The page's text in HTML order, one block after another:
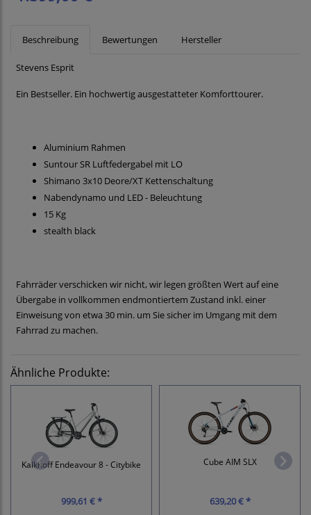
Beschreibung Bewertungen Hersteller
Stevens Esprit
Ein Bestseller. Ein hochwertig ausgestatteter Komforttourer.
Aluminium Rahmen
Suntour SR Luftfedergabel mit LO
Shimano 3x10 Deore/XT Kettenschaltung
Nabendynamo und LED - Beleuchtung
15 Kg
stealth black
Fahrräder verschicken wir nicht, wir legen größten Wert auf eine
Übergabe in vollkommen endmontiertem Zustand inkl. einer
Einweisung von etwa 30 min. um Sie sicher im Umgang mit dem
Fahrrad zu machen.
Ähnliche Produkte:
Kalkhoff Endeavour 8 - Citybike
999,61 € *
Cube AIM SLX
639,20 € *